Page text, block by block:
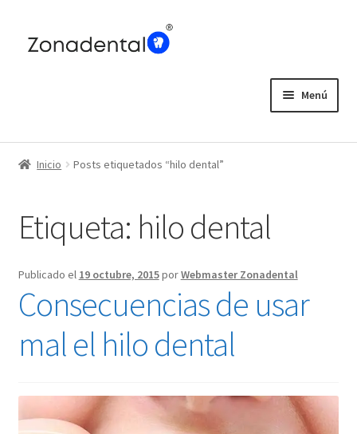
Menú
Inicio Posts etiquetados “hilo dental”
Etiqueta: hilo dental
Publicado el 19 octubre, 2015porWebmaster Zonadental
Consecuencias de usar
mal el hilo dental